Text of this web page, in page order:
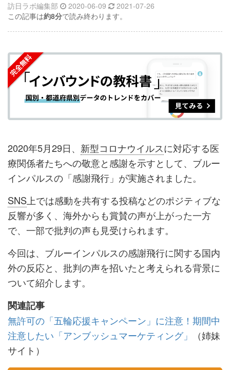
記
事
シ
ェ
ア
す
る
記
事
シ
ェ
ア
す
る
な
ブ
ク
マ
ー
ク
に
加
購
読
す
る
録
す
訪日ラボ編集部 2020-06-09
2021-07-26
この記事は約8分で読み終わります。
2020年5月29日、 新型コロナウイルスに対応する医
療関係者たちへの敬意と感謝を示すとして、ブルー
インパルスの「感謝飛行」が実施されました。
SNS 上では感動を共有する投稿などのポジティブな
反響が多く、海外からも賞賛の声が上がった一方
で、一部で批判の声も見受けられます。
今回は、ブルーインパルスの感謝飛行に関する国内
外の反応と、批判の声を招いたと考えられる背景に
ついて紹介します。
関連記事
無許可の「五輪応援キャンペーン」に注意！期間中
注意したい「アンブッシュマーケティング」
（姉妹
サイト）